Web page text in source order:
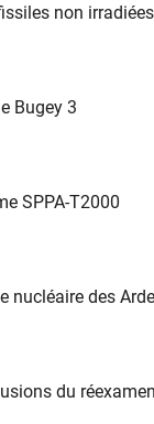
non
Bugey 3
SPPA-T2000
nucléaire des
du